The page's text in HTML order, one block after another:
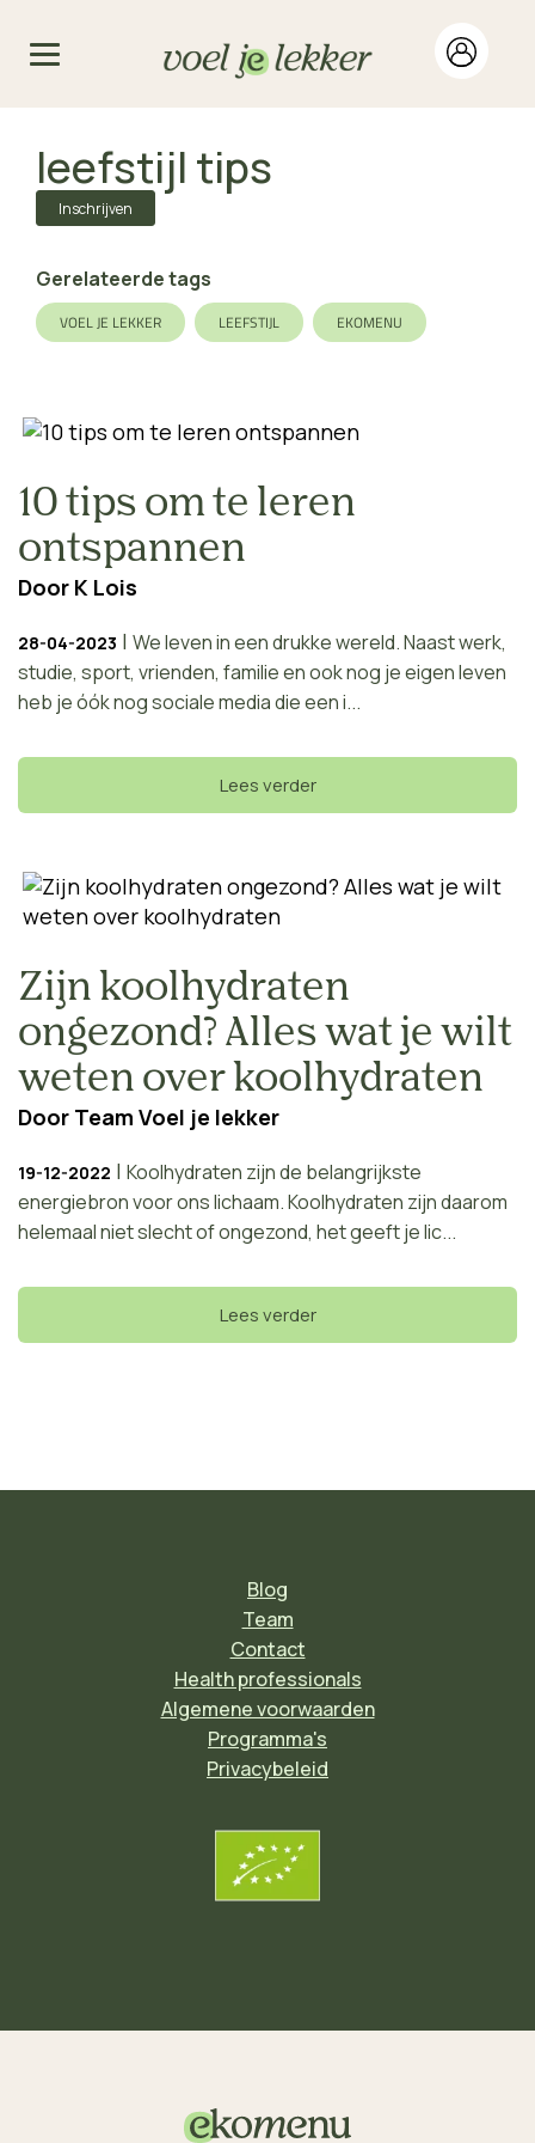
leefstijl tips
Inschrijven
Gerelateerde tags
VOEL JE LEKKER LEEFSTIJL EKOMENU
10 tips om te leren
ontspannen
Door K Lois
28-04-2023 | We leven in een drukke wereld. Naast werk,
studie, sport, vrienden, familie en ook nog je eigen leven
heb je óók nog sociale media die een i...
Lees verder
Zijn koolhydraten
ongezond? Alles wat je wilt
weten over koolhydraten
Door Team Voel je lekker
19-12-2022 | Koolhydraten zijn de belangrijkste
energiebron voor ons lichaam. Koolhydraten zijn daarom
helemaal niet slecht of ongezond, het geeft je lic...
Lees verder
Blog
Team
Contact
Health professionals
Algemene voorwaarden
Programma's
Privacybeleid